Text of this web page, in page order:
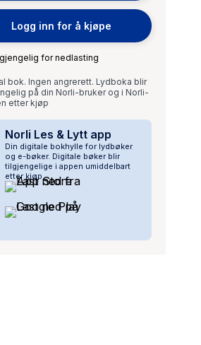
Logg inn for å kjøpe
for nedlasting
bok. Ingen angrerett. Lydboka blir
på din Norli-bruker og i Norli-
etter kjøp
Norli Les & Lytt app
Din digitale bokhylle for lydbøker
og e-bøker. Digitale bøker blir
tilgjengelige i appen umiddelbart
etter kjøp.